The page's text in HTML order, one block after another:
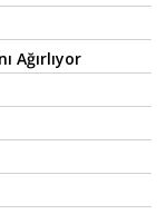
Ağırlıyor